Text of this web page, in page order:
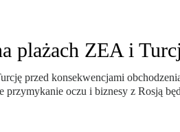
plażach ZEA i
przed konsekwencjami
oczu i biznesy z Rosją